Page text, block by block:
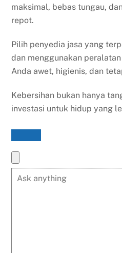
maksimal, bebas tungau,
repot.
Pilih penyedia jasa yang
dan menggunakan
Anda awet, higienis, dan
Kebersihan bukan hanya
investasi untuk hidup yang